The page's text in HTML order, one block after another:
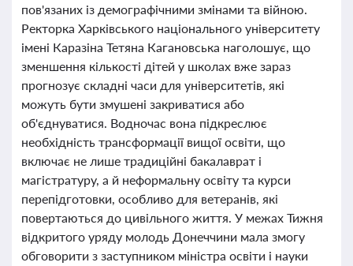
пов'язаних із демографічними змінами та війною.
Ректорка Харківського національного університету
імені Каразіна Тетяна Кагановська наголошує, що
зменшення кількості дітей у школах вже зараз
прогнозує складні часи для університетів, які
можуть бути змушені закриватися або
об'єднуватися. Водночас вона підкреслює
необхідність трансформації вищої освіти, що
включає не лише традиційні бакалаврат і
магістратуру, а й неформальну освіту та курси
перепідготовки, особливо для ветеранів, які
повертаються до цивільного життя. У межах Тижня
відкритого уряду молодь Донеччини мала змогу
обговорити з заступником міністра освіти і науки